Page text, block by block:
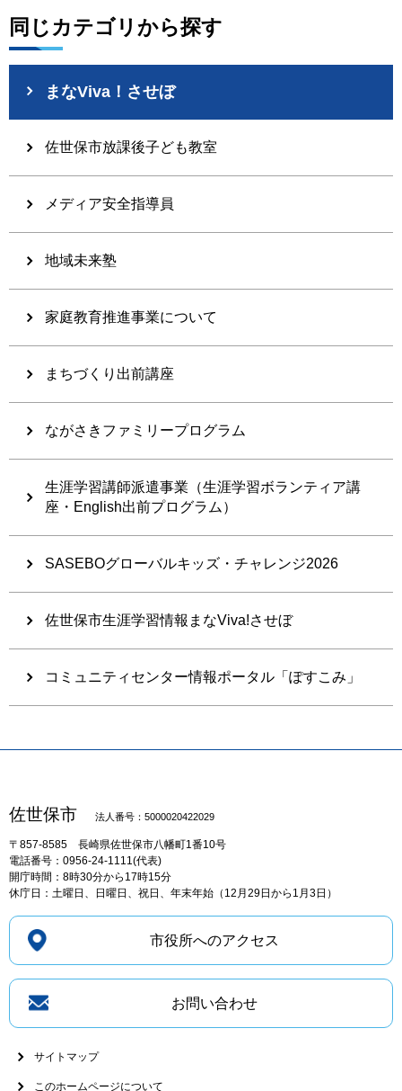
同じカテゴリから探す
まなViva！させぼ
佐世保市放課後子ども教室
メディア安全指導員
地域未来塾
家庭教育推進事業について
まちづくり出前講座
ながさきファミリープログラム
生涯学習講師派遣事業（生涯学習ボランティア講
座・English出前プログラム）
SASEBOグローバルキッズ・チャレンジ2026
佐世保市生涯学習情報まなViva!させぼ
コミュニティセンター情報ポータル「ぽすこみ」
佐世保市 法人番号：5000020422029
〒857-8585 長崎県佐世保市八幡町1番10号
電話番号：0956-24-1111(代表)
開庁時間：8時30分から17時15分
休庁日：土曜日、日曜日、祝日、年末年始（12月29日から1月3日）
市役所へのアクセス
お問い合わせ
サイトマップ
このホームページについて